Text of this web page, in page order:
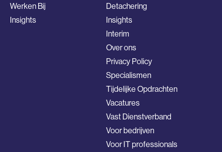
Werken Bij
Insights
Detachering
Insights
Interim
Over ons
Privacy Policy
Specialismen
Tijdelijke Opdrachten
Vacatures
Vast Dienstverband
Voor bedrijven
Voor IT professionals